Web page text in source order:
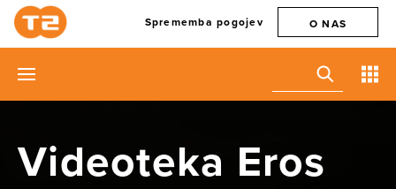
Sprememba pogojev O NAS
Videoteka Eros